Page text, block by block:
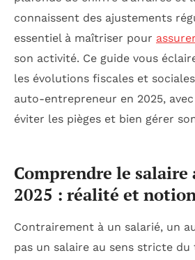
connaissent des ajustements
essentiel à maîtriser pour assurer
son activité. Ce guide vous
les évolutions fiscales et
auto-entrepreneur en 2025,
éviter les pièges et bien gérer
Comprendre le
2025 : réalité et
Contrairement à un salarié, un
pas un salaire au sens stricte